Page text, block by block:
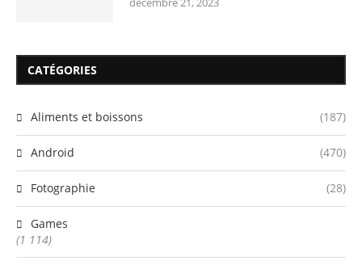
CATÉGORIES
Aliments et boissons (187)
Android (470)
Fotographie (28)
Games
(1 114)